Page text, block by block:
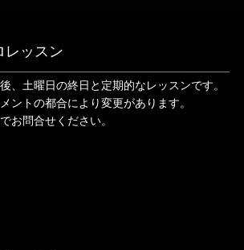
レッスン
、土曜日の終日と定期的なレッスンです。
ントの都合により変更があります。
お問合せください。